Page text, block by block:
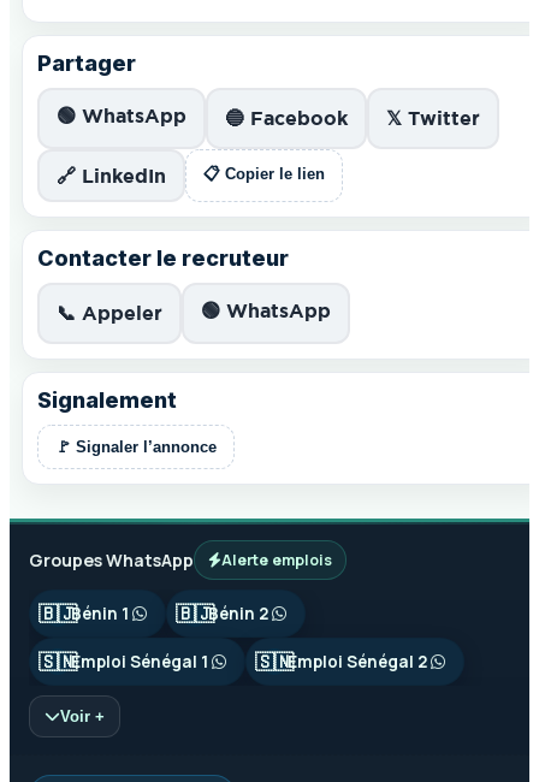
Partager
🟢 WhatsApp 🔵 Facebook 𝕏 Twitter
🔗 LinkedIn 📋 Copier le lien
Contacter le recruteur
📞 Appeler 🟢 WhatsApp
Signalement
🚩 Signaler l’annonce
Groupes WhatsApp Alerte emplois
🇧🇯Bénin 1 🇧🇯Bénin 2
🇸🇳Emploi Sénégal 1 🇸🇳Emploi Sénégal 2
Voir +